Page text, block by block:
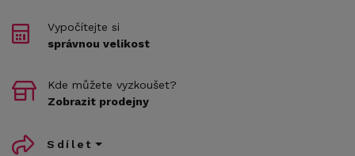
Vypočítejte si
správnou velikost
Kde můžete vyzkoušet?
Zobrazit prodejny
Sdílet